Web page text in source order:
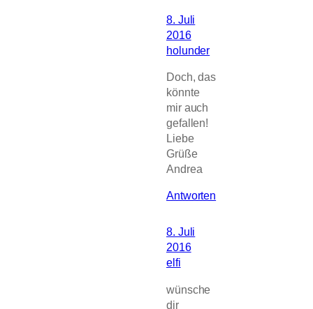
8. Juli
2016
holunder
Doch, das
könnte
mir auch
gefallen!
Liebe
Grüße
Andrea
Antworten
8. Juli
2016
elfi
wünsche
dir